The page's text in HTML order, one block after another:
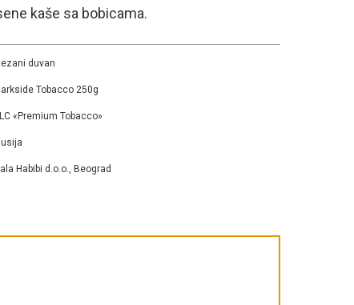
kaše sa bobicama.
duvan
Tobacco 250g
«Premium Tobacco»
Habibi d.o.o., Beograd